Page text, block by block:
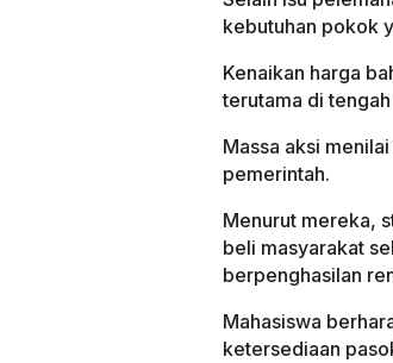
kebutuhan pokok
Kenaikan harga
terutama di
Massa aksi
pemerintah.
Menurut mereka,
beli masyarakat
berpenghasilan
Mahasiswa
ketersediaan